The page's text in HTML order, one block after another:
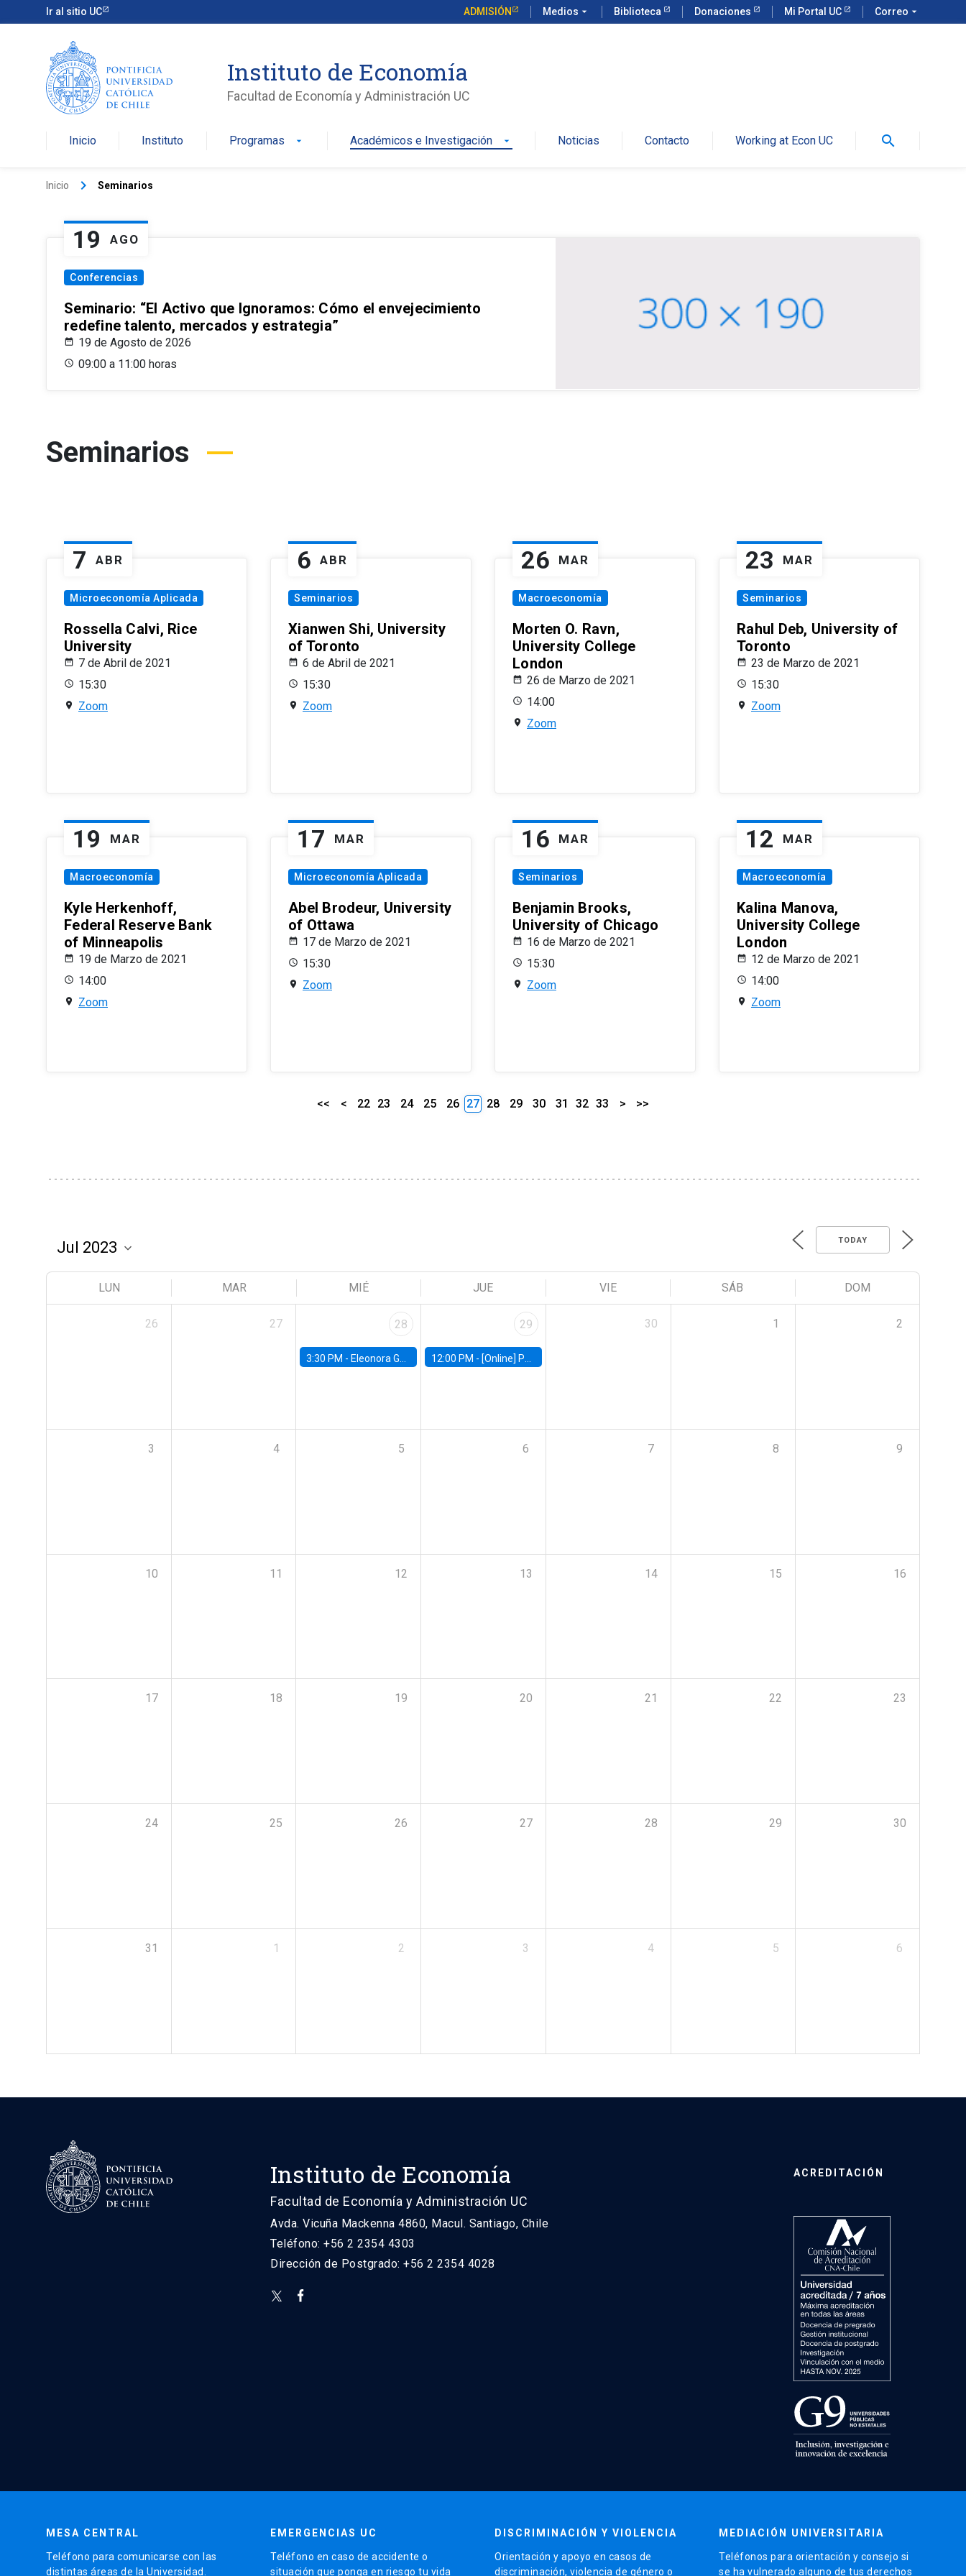
Ir al sitio UC ADMISIÓN Medios arrow_drop_down Biblioteca Donaciones Mi Portal UC Correo arrow_drop_down
Instituto de Economía
Facultad de Economía y Administración UC
Inicio Instituto Programas arrow_drop_down Académicos e Investigación arrow_drop_down Noticias Contacto Working at Econ UC search
Inicio keyboard_arrow_right Seminarios
19 AGO
Conferencias
Seminario: “El Activo que Ignoramos: Cómo el envejecimiento
redefine talento, mercados y estrategia”
19 de Agosto de 2026
09:00 a 11:00 horas
Seminarios
7 ABR
Microeconomía Aplicada
Rossella Calvi, Rice
University
7 de Abril de 2021
15:30
Zoom
6 ABR
Seminarios
Xianwen Shi, University
of Toronto
6 de Abril de 2021
15:30
Zoom
26 MAR
Macroeconomía
Morten O. Ravn,
University College
London
26 de Marzo de 2021
14:00
Zoom
23 MAR
Seminarios
Rahul Deb, University of
Toronto
23 de Marzo de 2021
15:30
Zoom
19 MAR
Macroeconomía
Kyle Herkenhoff,
Federal Reserve Bank
of Minneapolis
19 de Marzo de 2021
14:00
Zoom
17 MAR
Microeconomía Aplicada
Abel Brodeur, University
of Ottawa
17 de Marzo de 2021
15:30
Zoom
16 MAR
Seminarios
Benjamin Brooks,
University of Chicago
16 de Marzo de 2021
15:30
Zoom
12 MAR
Macroeconomía
Kalina Manova,
University College
London
12 de Marzo de 2021
14:00
Zoom
<< < 22 23 24 25 26 27 28 29 30 31 32 33 > >>
TODAY
LUN MAR MIÉ JUE VIE SÁB DOM
26 27 28
3:30 PM - Eleonora Guarnieri, Exeter University
29
12:00 PM - [Online] Pablo Slutzky, University of Maryland
30 1 2
3 4 5 6 7 8 9
10 11 12 13 14 15 16
17 18 19 20 21 22 23
24 25 26 27 28 29 30
31 1 2 3 4 5 6
Instituto de Economía
Facultad de Economía y Administración UC
Avda. Vicuña Mackenna 4860, Macul. Santiago, Chile
Teléfono: +56 2 2354 4303
Dirección de Postgrado: +56 2 2354 4028
ACREDITACIÓN
MESA CENTRAL
Teléfono para comunicarse con las
distintas áreas de la Universidad.
EMERGENCIAS UC
Teléfono en caso de accidente o
situación que ponga en riesgo tu vida
DISCRIMINACIÓN Y VIOLENCIA
Orientación y apoyo en casos de
discriminación, violencia de género o
MEDIACIÓN UNIVERSITARIA
Teléfonos para orientación y consejo si
se ha vulnerado alguno de tus derechos